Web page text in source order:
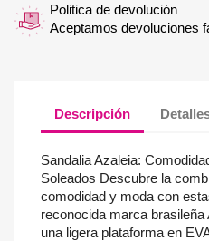
Politica de devolución
Aceptamos devoluciones
Descripción
Sandalia Azaleia:
Soleados Descubre la
comodidad y moda con
reconocida marca
una ligera plataforma en